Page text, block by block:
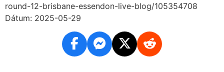
round-12-brisbane-essendon-live-blog/105354708
Dátum: 2025-05-29